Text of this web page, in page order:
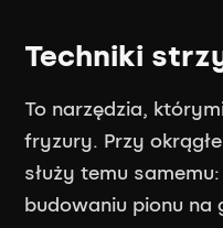
Techniki
To narzędzia,
fryzury. Przy
służy temu
budowaniu pionu na